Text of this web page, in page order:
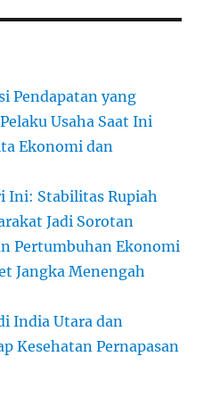
Pendapatan yang
Usaha Saat Ini
Ekonomi dan
Ini: Stabilitas Rupiah
Jadi Sorotan
Pertumbuhan Ekonomi
Jangka Menengah
India Utara dan
Kesehatan Pernapasan